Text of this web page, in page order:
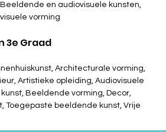
en audiovisuele kunsten,
vorming
3e Graad
Architecturale vorming,
Artistieke opleiding, Audiovisuele
Beeldende vorming, Decor,
Toegepaste beeldende kunst, Vrije